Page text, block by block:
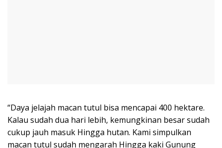
“Daya jelajah macan tutul bisa mencapai 400 hektare.
Kalau sudah dua hari lebih, kemungkinan besar sudah
cukup jauh masuk Hingga hutan. Kami simpulkan
macan tutul sudah mengarah Hingga kaki Gunung